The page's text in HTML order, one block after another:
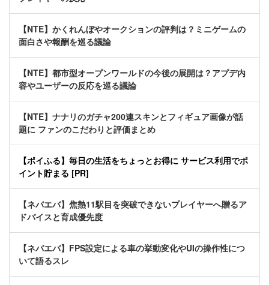
【NTE】かくれんぼやオークションの評判は？ミニゲームの
面白さや報酬を巡る議論
【NTE】都市型オープンワールドの今後の展開は？アプデ内
容やユーザーの反応を巡る議論
【NTE】ナナリのガチャ200連スキンとフィギュア画像が話
題に ファンのこだわりと評価まとめ
【ポイふる】毎日の生活をちょっとお得に サービス利用でポ
イント貯まる [PR]
【ネバエバ】焦熱11駅目を突破できないプレイヤーへ贈るア
ドバイスと育成優先度
【ネバエバ】FPS設定による車の挙動変化やUIの操作性につ
いて語るスレ